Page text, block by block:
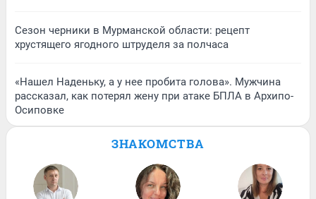
Сезон черники в Мурманской области: рецепт
хрустящего ягодного штруделя за полчаса
«Нашел Наденьку, а у нее пробита голова». Мужчина
рассказал, как потерял жену при атаке БПЛА в Архипо-
Осиповке
ЗНАКОМСТВА